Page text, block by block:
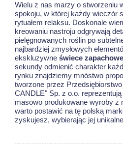
Wielu z nas marzy o stworzeniu
spokoju, w której każdy wieczór
rytuałem relaksu. Doskonale
kreowaniu nastroju odgrywają
pielęgnowanych roślin po
najbardziej zmysłowych
ekskluzywne świece zapachowe
sekundy odmienić charakter
rynku znajdziemy mnóstwo
tworzone przez
CANDLE" Sp. z o.o. reprezentują
masowo produkowane wyroby z
warto postawić na tę polską
zyskujesz, wybierając jej